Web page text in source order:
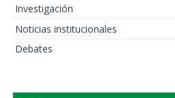
Investigación
Noticias institucionales
Debates